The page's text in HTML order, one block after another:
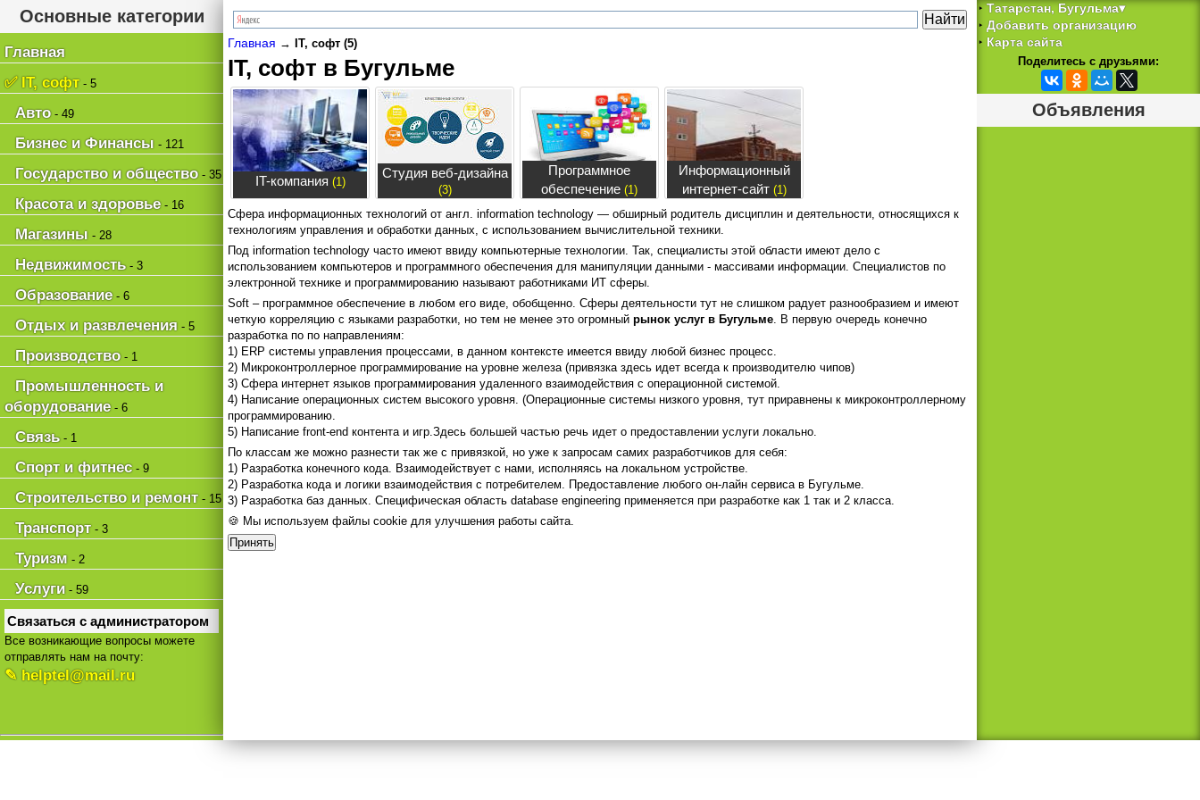
Основные категории
Главная
✅ IT, софт- 5
Авто- 49
Бизнес и Финансы - 121
Государство и общество- 35
Красота и здоровье- 16
Магазины - 28
Недвижимость- 3
Образование- 6
Отдых и развлечения - 5
Производство- 1
Промышленность и
оборудование- 6
Связь- 1
Спорт и фитнес- 9
Строительство и ремонт- 15
Транспорт- 3
Туризм - 2
Услуги - 59
Связаться с администратором
Все возникающие вопросы можете
отправлять нам на почту:
✎ helptel@mail.ru
Главная → IT, софт (5)
IT, софт в Бугульме
IT-компания (1)
Студия веб-дизайна
(3)
Программное
обеспечение (1)
Информационный
интернет-сайт(1)
Сфера информационных технологий от англ. information technology — обширный родитель дисциплин и деятельности, относящихся к
технологиям управления и обработки данных, с использованием вычислительной техники.
Под information technology часто имеют ввиду компьютерные технологии. Так, специалисты этой области имеют дело с
использованием компьютеров и программного обеспечения для манипуляции данными - массивами информации. Специалистов по
электронной технике и программированию называют работниками ИТ сферы.
Soft – программное обеспечение в любом его виде, обобщенно. Сферы деятельности тут не слишком радует разнообразием и имеют
четкую корреляцию с языками разработки, но тем не менее это огромный рынок услуг в Бугульме. В первую очередь конечно
разработка по по направлениям:
1) ERP системы управления процессами, в данном контексте имеется ввиду любой бизнес процесс.
2) Микроконтроллерное программирование на уровне железа (привязка здесь идет всегда к производителю чипов)
3) Сфера интернет языков программирования удаленного взаимодействия с операционной системой.
4) Написание операционных систем высокого уровня. (Операционные системы низкого уровня, тут приравнены к микроконтроллерному
программированию.
5) Написание front-end контента и игр.Здесь большей частью речь идет о предоставлении услуги локально.
По классам же можно разнести так же с привязкой, но уже к запросам самих разработчиков для себя:
1) Разработка конечного кода. Взаимодействует с нами, исполняясь на локальном устройстве.
2) Разработка кода и логики взаимодействия с потребителем. Предоставление любого он-лайн сервиса в Бугульме.
3) Разработка баз данных. Специфическая область database engineering применяется при разработке как 1 так и 2 класса.
🍪 Мы используем файлы cookie для улучшения работы сайта.
Принять
‣Татарстан, Бугульма▾
‣ Добавить организацию
‣ Карта сайта
Поделитесь с друзьями:
Объявления